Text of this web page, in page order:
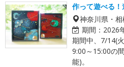
作って遊べる！
神奈川県・
期間： 2026
期間中、7/14(
9:00～15:00の
能)。